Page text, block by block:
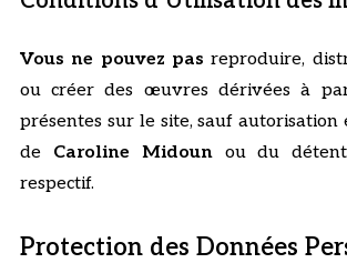
Vous ne pouvez pas reproduire,
ou créer des œuvres dérivées à
présentes sur le site, sauf
de Caroline Midounou du
respectif.
Protection des Données